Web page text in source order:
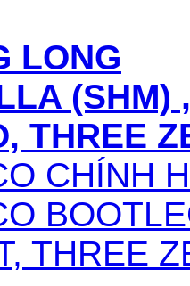
LONG
(SHM)
THREE
CHÍNH
THREE